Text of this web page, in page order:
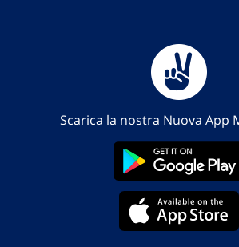
Scarica la nostra Nuova App